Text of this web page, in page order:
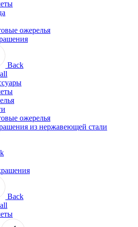
ожерелья
Back
ожерелья
из нержавеющей стали
Back